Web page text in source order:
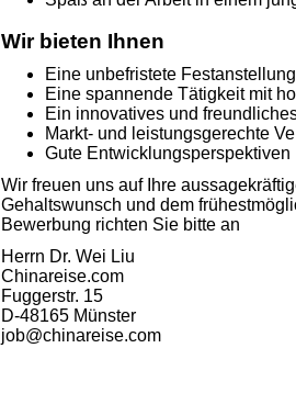
Wir bieten Ihnen
Eine unbefristete Festanstellung
Eine spannende Tätigkeit mit
Ein innovatives und
Markt- und leistungsgerechte
Gute Entwicklungsperspektiven
Wir freuen uns auf Ihre
Gehaltswunsch und dem
Bewerbung richten Sie bitte an
Herrn Dr. Wei Liu
Chinareise.com
Fuggerstr. 15
D-48165 Münster
job@chinareise.com